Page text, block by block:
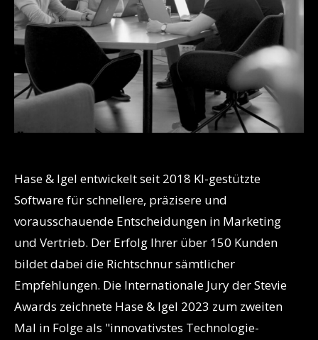
Hase & Igel entwickelt seit 2018 KI-gestützte
Software für schnellere, präzisere und
vorausschauende Entscheidungen in Marketing
und Vertrieb. Der Erfolg Ihrer über 150 Kunden
bildet dabei die Richtschnur sämtlicher
Empfehlungen. Die Internationale Jury der Stevie
Awards zeichnete Hase & Igel 2023 zum zweiten
Mal in Folge als "innovativstes Technologie-